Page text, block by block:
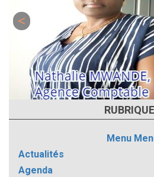
Menu
Actualités
Agenda